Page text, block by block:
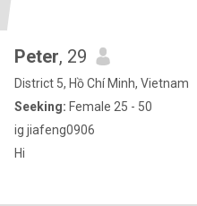
Peter, 29
District 5, Hồ Chí Minh, Vietnam
Seeking: Female 25 - 50
ig jiafeng0906
Hi